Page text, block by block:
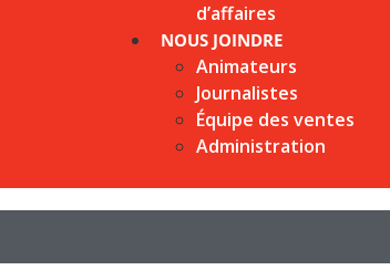
d’affaires
NOUS JOINDRE
Animateurs
Journalistes
Équipe des ventes
Administration